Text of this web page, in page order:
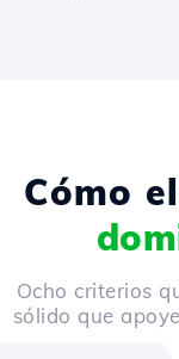
Cómo
Ocho criterios
sólido que